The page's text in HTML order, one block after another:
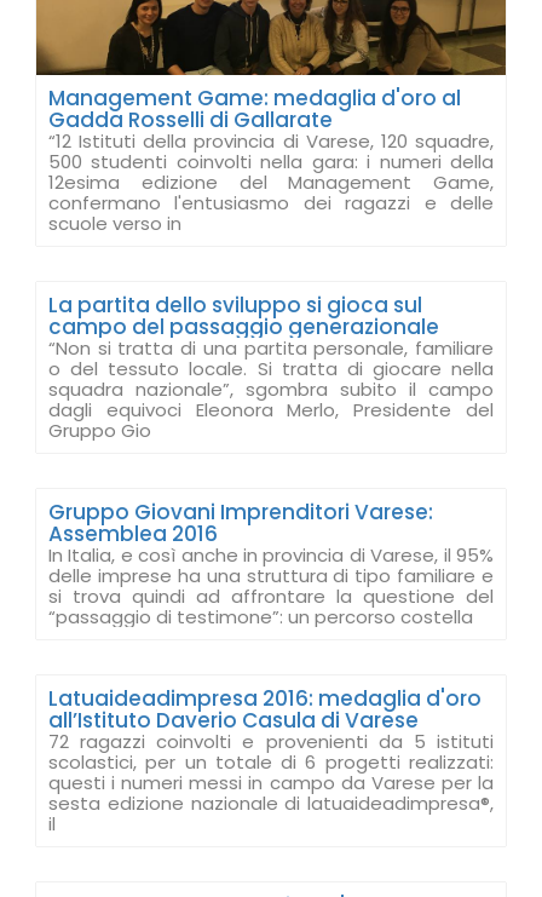
Management Game: medaglia d'oro al
Gadda Rosselli di Gallarate
“12 Istituti della provincia di Varese, 120 squadre,
500 studenti coinvolti nella gara: i numeri della
12esima edizione del Management Game,
confermano l'entusiasmo dei ragazzi e delle
scuole verso in
La partita dello sviluppo si gioca sul
campo del passaggio generazionale
“Non si tratta di una partita personale, familiare
o del tessuto locale. Si tratta di giocare nella
squadra nazionale”, sgombra subito il campo
dagli equivoci Eleonora Merlo, Presidente del
Gruppo Gio
Gruppo Giovani Imprenditori Varese:
Assemblea 2016
In Italia, e così anche in provincia di Varese, il 95%
delle imprese ha una struttura di tipo familiare e
si trova quindi ad affrontare la questione del
“passaggio di testimone”: un percorso costella
Latuaideadimpresa 2016: medaglia d'oro
all’Istituto Daverio Casula di Varese
72 ragazzi coinvolti e provenienti da 5 istituti
scolastici, per un totale di 6 progetti realizzati:
questi i numeri messi in campo da Varese per la
sesta edizione nazionale di latuaideadimpresa®,
il